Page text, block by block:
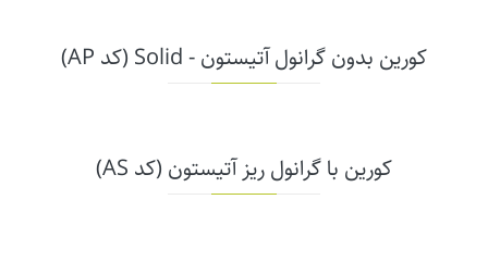
کورین بدون گرانول آتیستون - Solid (کد AP)
کورین با گرانول ریز آتیستون (کد AS)